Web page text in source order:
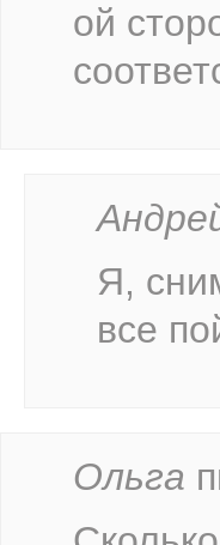
ой
Я,
все
Ольга